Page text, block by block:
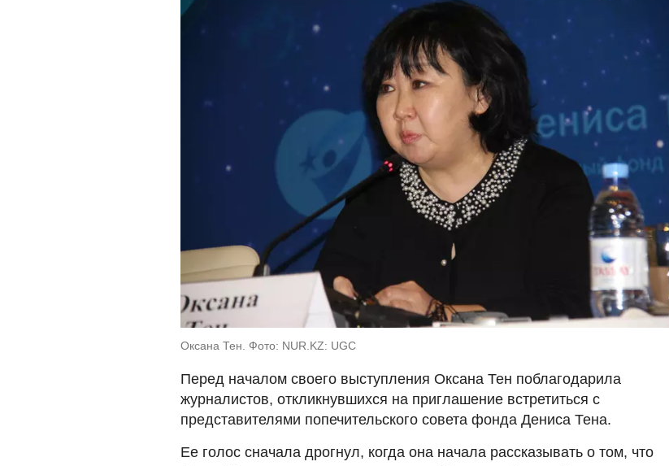
Оксана Тен. Фото: NUR.KZ: UGC
Перед началом своего выступления Оксана Тен поблагодарила
журналистов, откликнувшихся на приглашение встретиться с
представителями попечительского совета фонда Дениса Тена.
Ее голос сначала дрогнул, когда она начала рассказывать о том, что